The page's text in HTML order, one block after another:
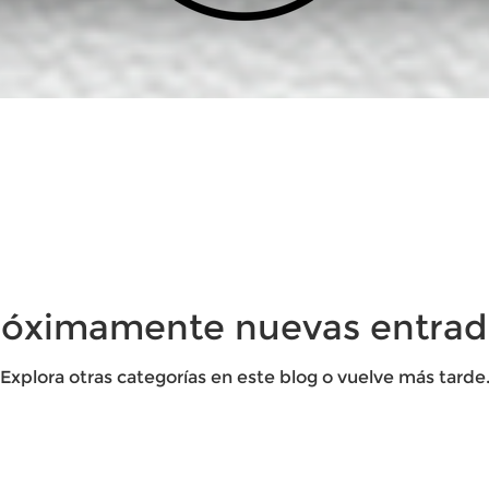
nuevas
Explora otras categorías en este blog o vuelve más tarde.